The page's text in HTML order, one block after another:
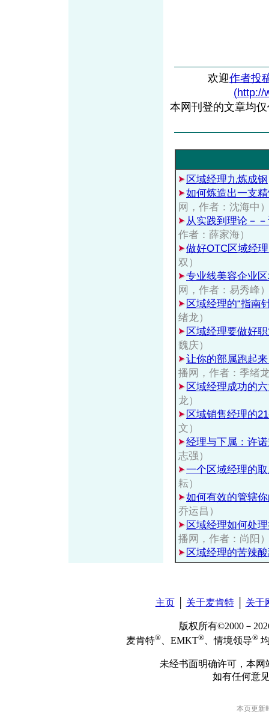
欢迎作者投
(http://
本网刊登的文章均
区域经理九炼成钢
如何炼造出一支
网，作者：沈海中
从实践到理论－
作者：薛家海）
做好OTC区域经
双）
专业线美容企业
网，作者：易秀峰
区域经理的“指南
绪龙）
区域经理要做好
魏庆）
让你的部属跑起
播网，作者：季绪
区域经理成功的
龙）
区域销售经理的
文）
经理与下属：许
志强）
一个区域经理的
耘）
如何有效的管辖
乔运昌）
区域经理如何处
播网，作者：尚阳
区域经理的苦辣
主页│ 关于麦肯特│ 关于
版权所有©2000－
麦肯特® 、EMKT® 、情境领导®
未经书面明确许可，本
如有任何意
本页更新